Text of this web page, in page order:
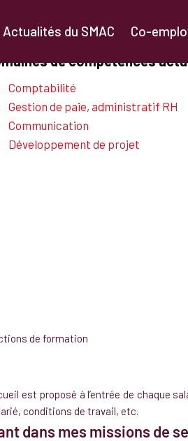
Actualités du SMAC Co-
de compétences
Comptabilité
Gestion de paie, administratif RH
Communication
Développement de projet
de formation
est proposé à l’entrée de chaque
conditions de travail, etc.
dans mes missions de